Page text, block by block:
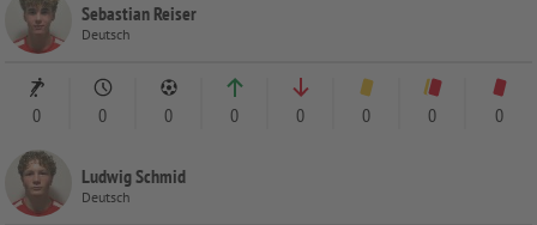
Sebastian Reiser
Deutsch
0 0 0 0 0 0 0 0
Ludwig Schmid
Deutsch